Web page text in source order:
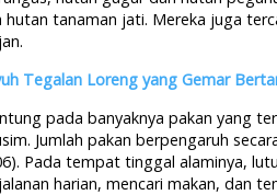
tanaman jati. Mereka juga
Tegalan Loreng yang Gemar
pada banyaknya pakan yang
Jumlah pakan berpengaruh
Pada tempat tinggal alaminya,
harian, mencari makan, dan